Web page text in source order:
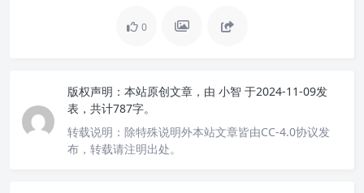
0
版权声明： 本站原创文章，由 小智 于2024-11-09发
表，共计787字。
转载说明： 除特殊说明外本站文章皆由CC-4.0协议发
布，转载请注明出处。